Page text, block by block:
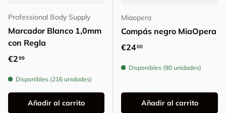
Professional Body Supply
Marcador Blanco 1,0mm
con Regla
Precio normal
€299
Disponibles (216 unidades)
Añadir al carrito
Miaopera
Compás negro MiaOpera
Precio normal
€2400
Disponibles (90 unidades)
Añadir al carrito